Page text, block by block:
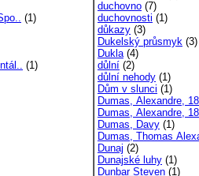
(1)
(1)
duchovno (7)
duchovnosti (1)
důkazy (3)
Dukelský průsmyk (3)
Dukla(4)
důlní (2)
důlní nehody (1)
Dům v slunci (1)
Dumas, Alexandre,
Dumas, Alexandre,
Dumas, Davy (1)
Dumas, Thomas
Dunaj (2)
Dunajské luhy (1)
Dunbar Steven (1)